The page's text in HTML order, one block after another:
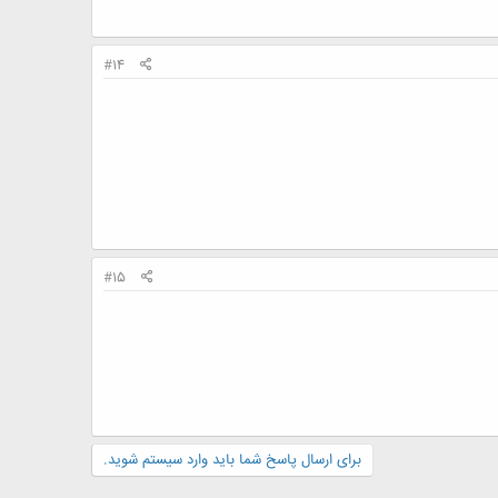
#14
#15
برای ارسال پاسخ شما باید وارد سیستم شوید.